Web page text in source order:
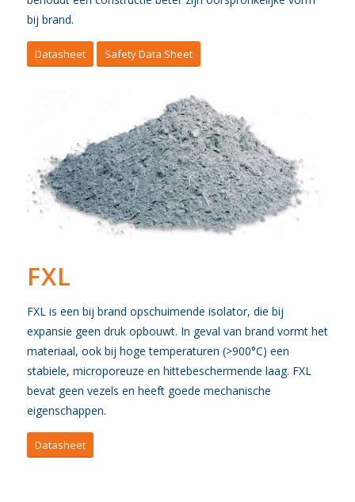
bij brand.
Datasheet Safety Data Sheet
FXL
FXL is een bij brand opschuimende isolator, die bij
expansie geen druk opbouwt. In geval van brand vormt het
materiaal, ook bij hoge temperaturen (>900°C) een
stabiele, microporeuze en hittebeschermende laag. FXL
bevat geen vezels en heeft goede mechanische
eigenschappen.
Datasheet